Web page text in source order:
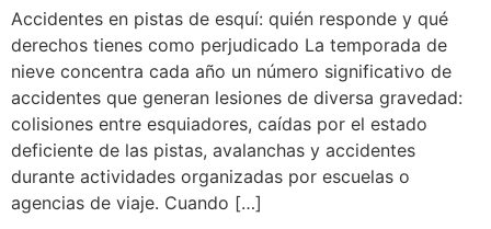
Accidentes en pistas de esquí: quién responde y qué
derechos tienes como perjudicado La temporada de
nieve concentra cada año un número significativo de
accidentes que generan lesiones de diversa gravedad:
colisiones entre esquiadores, caídas por el estado
deficiente de las pistas, avalanchas y accidentes
durante actividades organizadas por escuelas o
agencias de viaje. Cuando […]